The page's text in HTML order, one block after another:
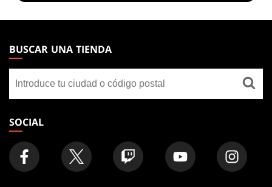
THE
GATHERING
FOOTER
BUSCAR UNA TIENDA
una
tienda
SOCIAL